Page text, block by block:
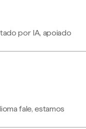
por IA, apoiado
fale, estamos